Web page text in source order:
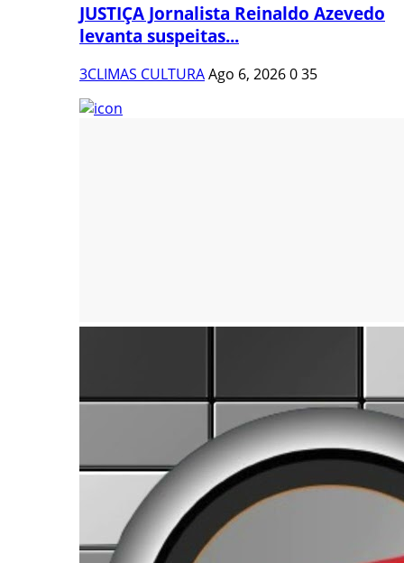
JUSTIÇA Jornalista Reinaldo Azevedo
levanta suspeitas...
3CLIMAS CULTURAAgo 6, 2026035